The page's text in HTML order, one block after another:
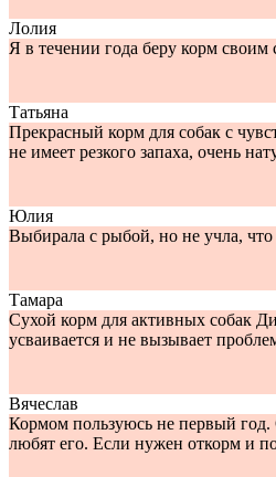
Лолия
Я в течении года беру корм
Татьяна
Прекрасный корм для собак с
не имеет резкого запаха, очень
Юлия
Выбирала с рыбой, но не учла,
Тамара
Сухой корм для активных собак
усваивается и не вызывает
Вячеслав
Кормом пользуюсь не первый год.
любят его. Если нужен откорм и